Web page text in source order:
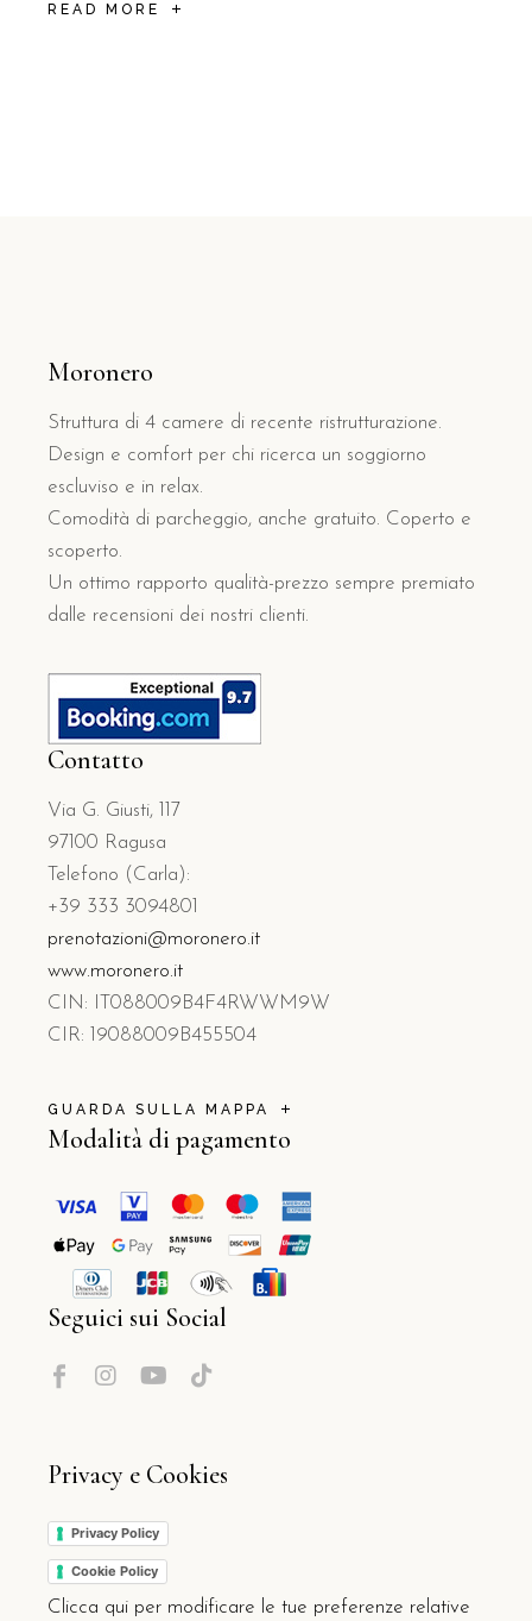
READ MORE
Moronero
Struttura di 4 camere di recente ristrutturazione.
Design e comfort per chi ricerca un soggiorno
escluviso e in relax.
Comodità di parcheggio, anche gratuito. Coperto e
scoperto.
Un ottimo rapporto qualità-prezzo sempre premiato
dalle recensioni dei nostri clienti.
Contatto
Via G. Giusti, 117
97100 Ragusa
Telefono (Carla):
+39 333 3094801
prenotazioni@moronero.it
www.moronero.it
CIN: IT088009B4F4RWWM9W
CIR: 19088009B455504
GUARDA SULLA MAPPA
Modalità di pagamento
Seguici sui Social
Privacy e Cookies
Privacy Policy
Cookie Policy
Clicca qui per modificare le tue preferenze relative